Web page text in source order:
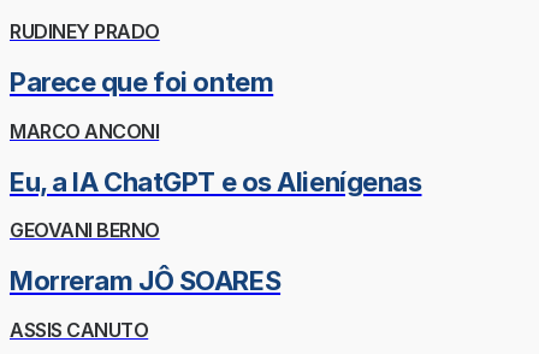
RUDINEY PRADO
Parece que foi ontem
MARCO ANCONI
Eu, a IA ChatGPT e os Alienígenas
GEOVANI BERNO
Morreram JÔ SOARES
ASSIS CANUTO